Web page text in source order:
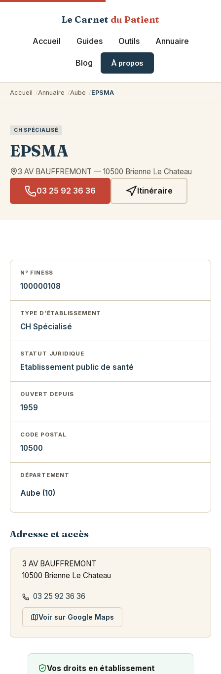
Le Carnet du Patient
Accueil Guides Outils Annuaire
Blog À propos
Accueil Annuaire Aube EPSMA
CH SPÉCIALISÉ
EPSMA
3 AV BAUFFREMONT — 10500 Brienne Le Chateau
03 25 92 36 36 Itinéraire
N° FINESS
100000108
TYPE D'ÉTABLISSEMENT
CH Spécialisé
STATUT JURIDIQUE
Etablissement public de santé
OUVERT DEPUIS
1959
CODE POSTAL
10500
DÉPARTEMENT
Aube (10)
Adresse et accès
3 AV BAUFFREMONT
10500 Brienne Le Chateau
03 25 92 36 36
Voir sur Google Maps
Vos droits en établissement